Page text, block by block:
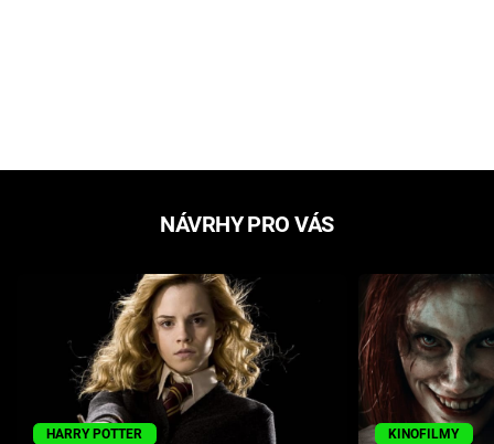
NÁVRHY PRO VÁS
HARRY POTTER KINOFILMY